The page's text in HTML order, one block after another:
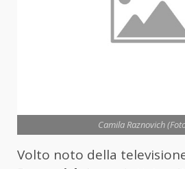
Camila Raznovich
Volto noto della